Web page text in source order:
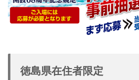
徳島県在住者限定